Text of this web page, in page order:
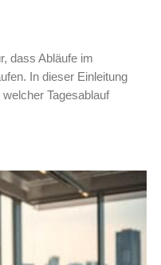
dass Abläufe im
In dieser Einleitung
Tagesablauf